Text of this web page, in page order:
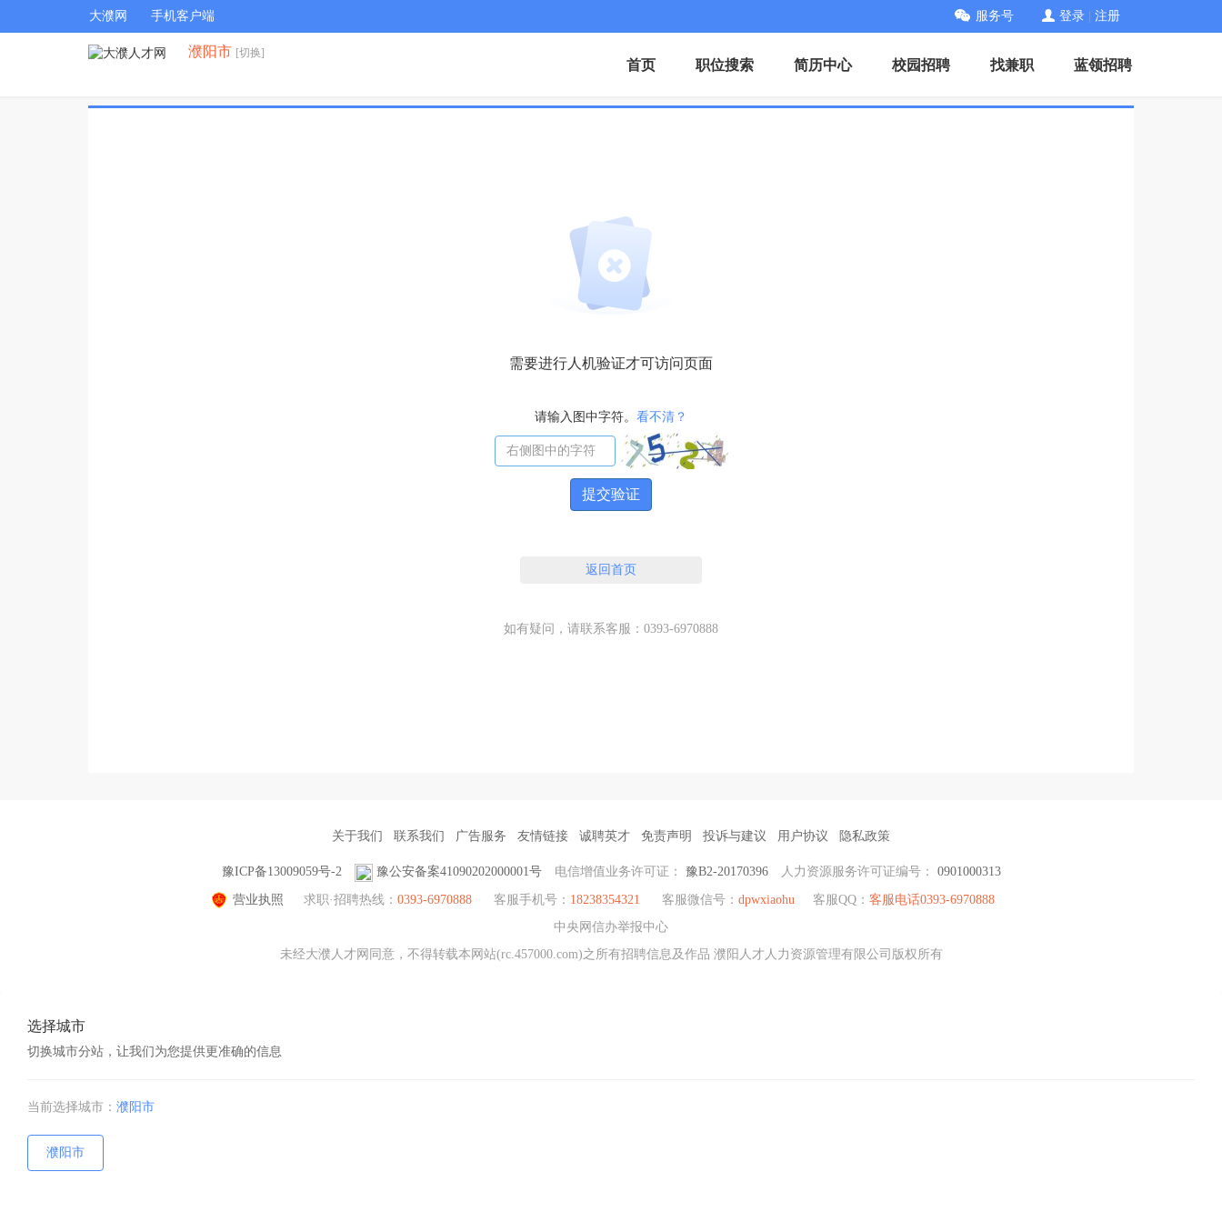
大濮网 手机客户端 服务号 登录 注册
濮阳市 [切换]
首页 职位搜索 简历中心 校园招聘 找兼职 蓝领招聘
需要进行人机验证才可访问页面
请输入图中字符。 看不清？
提交验证
返回首页
如有疑问，请联系客服：0393-6970888
关于我们 联系我们 广告服务 友情链接 诚聘英才 免责声明 投诉与建议 用户协议 隐私政策
豫ICP备13009059号-2 豫公安备案41090202000001号 电信增值业务许可证： 豫B2-20170396 人力资源服务许可证编号： 0901000313
营业执照 求职·招聘热线： 0393-6970888 客服手机号： 18238354321 客服微信号： dpwxiaohu 客服QQ： 客服电话0393-6970888
中央网信办举报中心
未经大濮人才网同意，不得转载本网站(rc.457000.com)之所有招聘信息及作品 濮阳人才人力资源管理有限公司版权所有
选择城市
切换城市分站，让我们为您提供更准确的信息
当前选择城市： 濮阳市
濮阳市